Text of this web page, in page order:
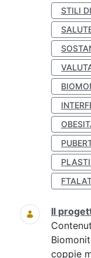
STILI
Il
coppie